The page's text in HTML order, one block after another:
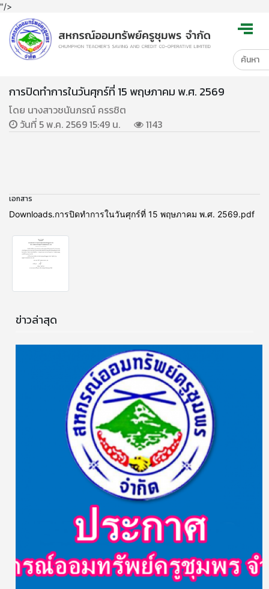
"/>
การปิดทำการในวันศุกร์ที่ 15 พฤษภาคม พ.ศ. 2569
โดย นางสาวชนันภรณ์ ครรชิต
วันที่ 5 พ.ค. 2569 15:49 น.
1143
เอกสาร
Downloads.การปิดทำการในวันศุกร์ที่ 15 พฤษภาคม พ.ศ. 2569.pdf
ข่าวล่าสุด